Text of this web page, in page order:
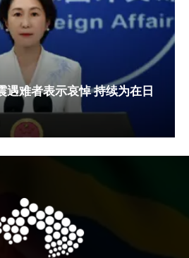
遇难者表示哀悼 持续为在日